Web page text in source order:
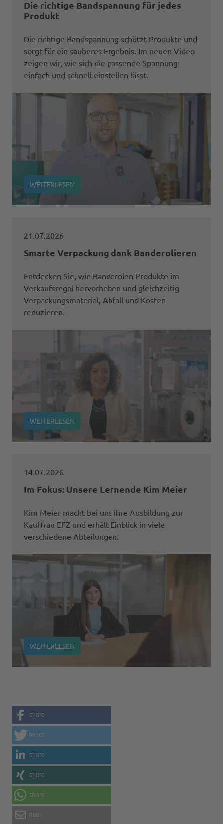
Die richtige Bandspannung für jedes
Produkt
Die richtige Bandspannung schützt Produkte und
sorgt für ein sauberes Ergebnis. Im neuen Video
zeigen wir, wie sich die passende Spannung
einfach und schnell einstellen lässt.
WEITERLESEN
21.07.2026
Smarte Verpackung dank Banderolieren
Entdecken Sie, wie Banderolen Produkte im
Verkaufsregal hervorheben und gleichzeitig
Verpackungsmaterial, Abfall und Kosten
reduzieren.
WEITERLESEN
14.07.2026
Im Fokus: Unsere Lernende Kim Meier
Kim Meier macht bei uns ihre Ausbildung zur
Kauffrau EFZ und erhält Einblick in viele
verschiedene Abteilungen.
WEITERLESEN
share
tweet
share
share
share
mail